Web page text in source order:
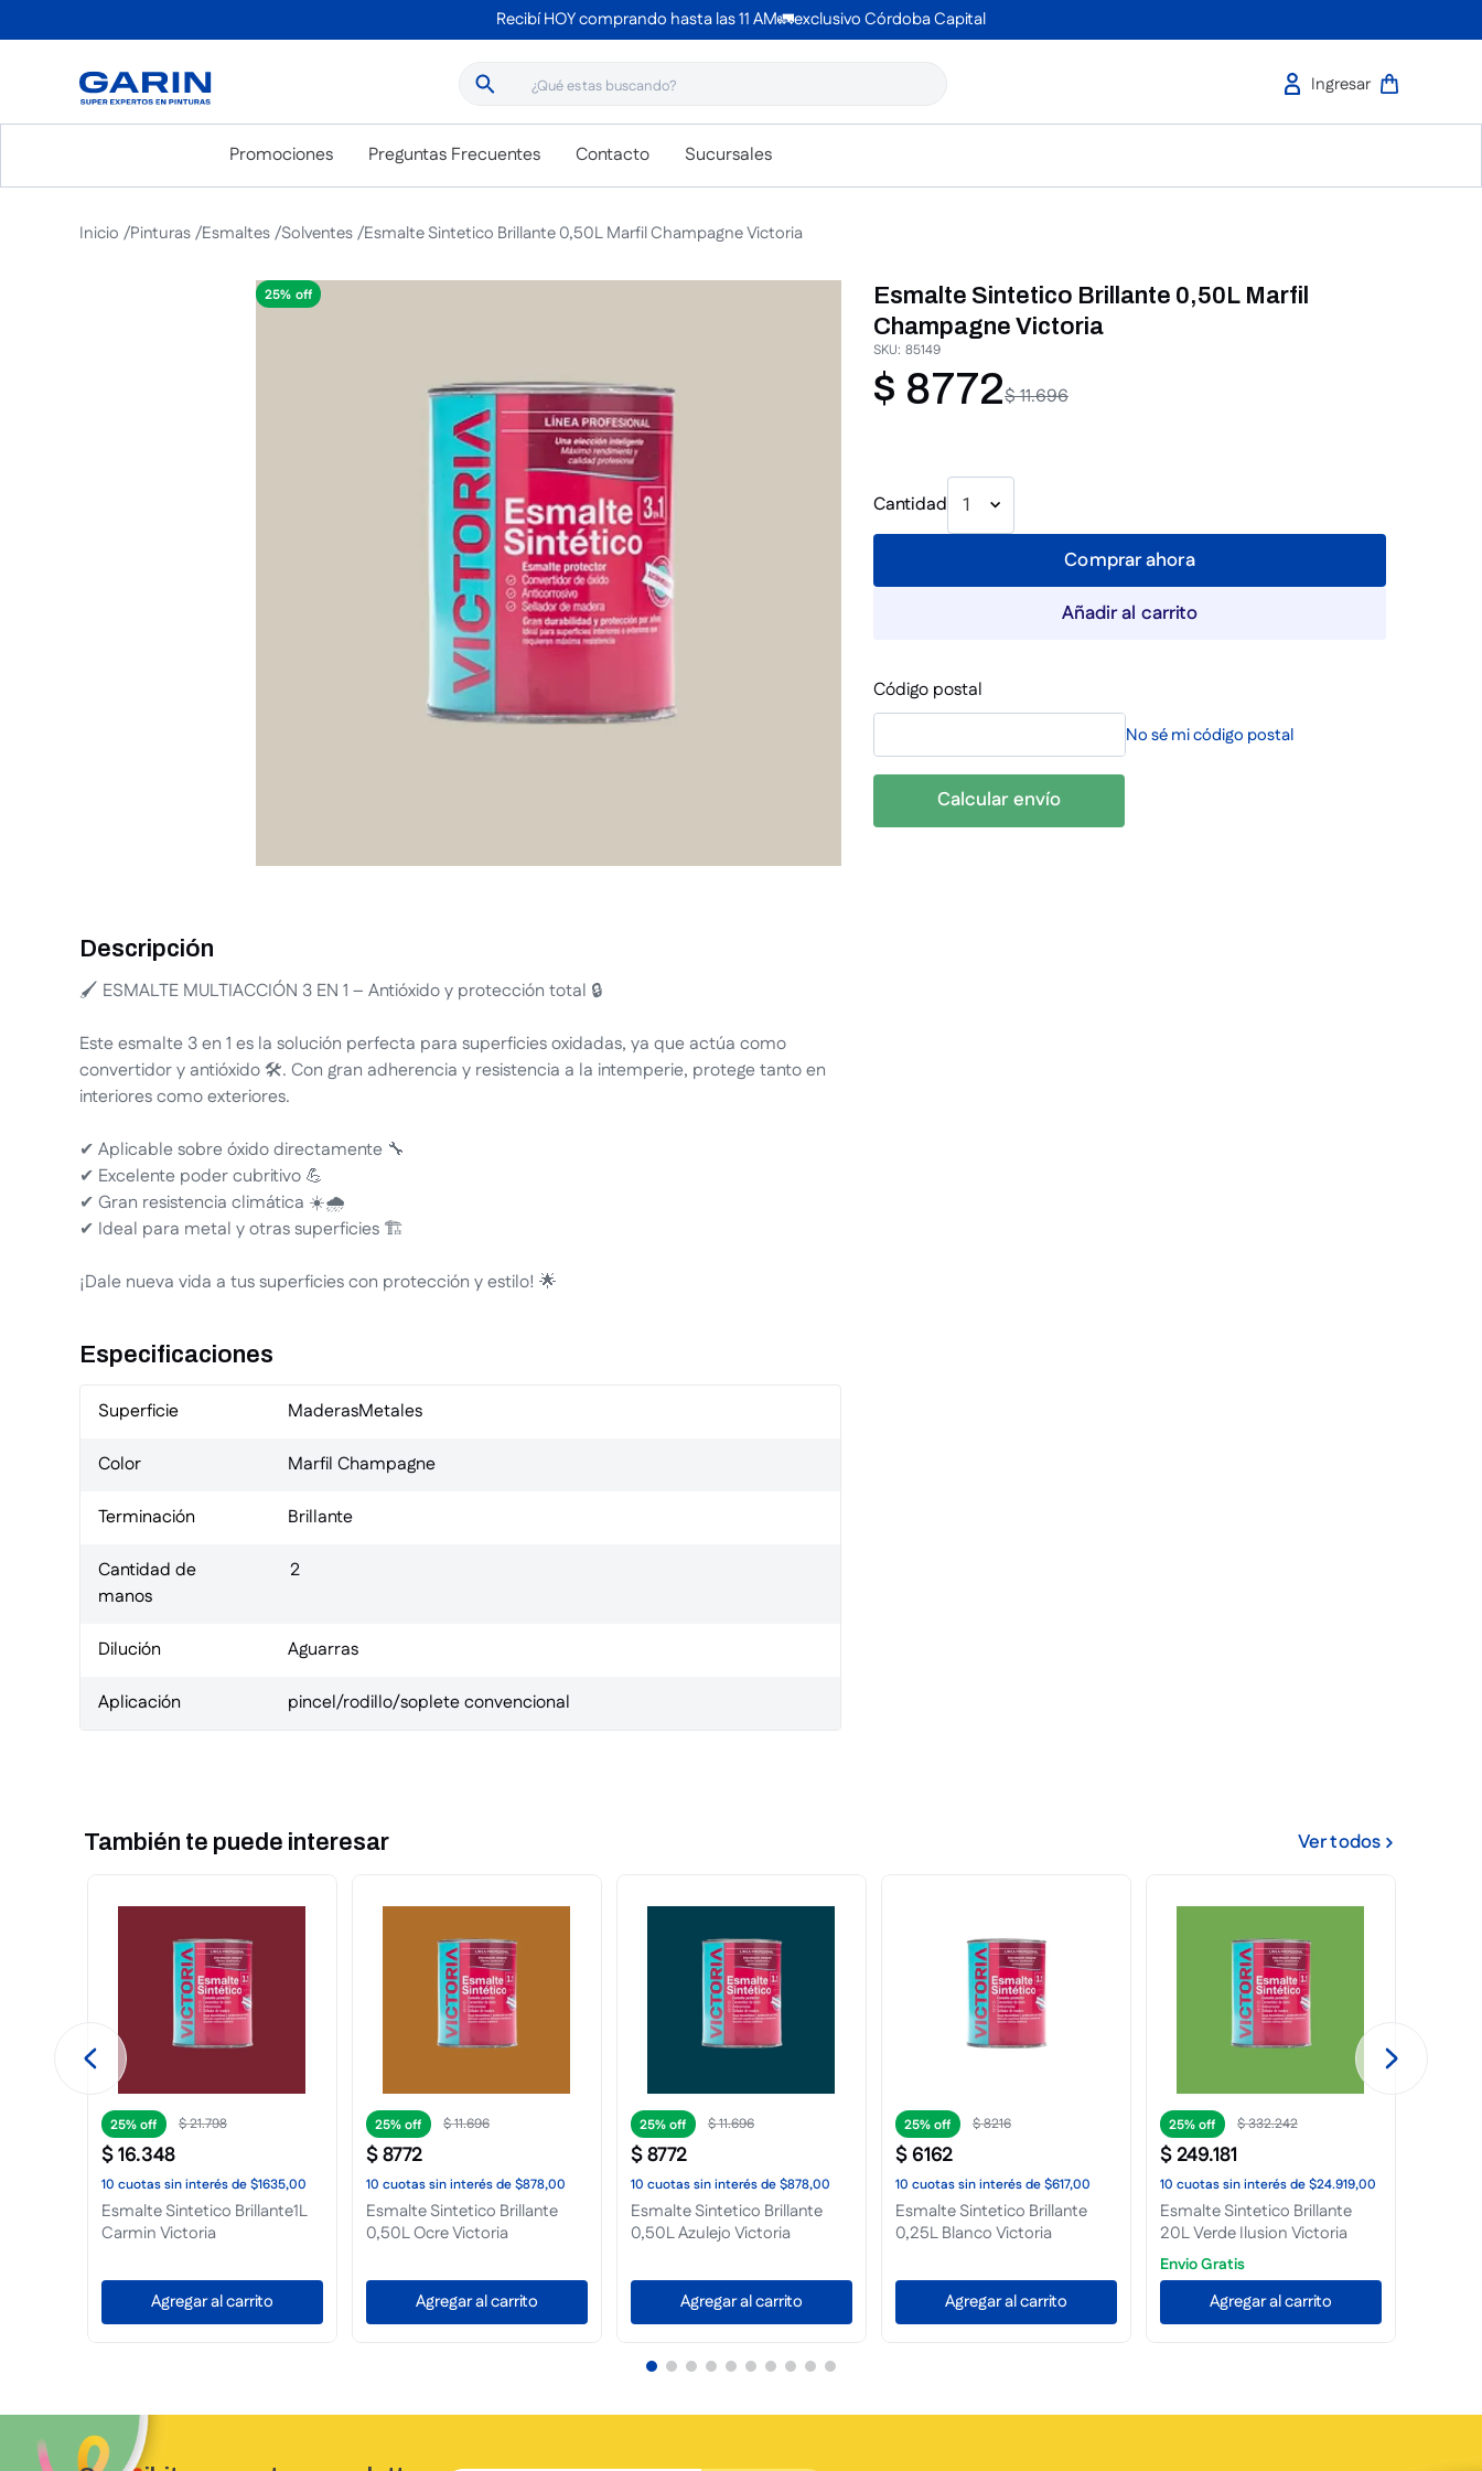
Recibí HOY comprando hasta las 11 AM🚛exclusivo Córdoba Capital
¿Qué estas buscando?
Promociones Preguntas Frecuentes Contacto Sucursales
Pinturas Esmaltes Solventes Esmalte Sintetico Brillante 0,50L Marfil Champagne Victoria
25%
Descripción
🖌️ ESMALTE MULTIACCIÓN 3 EN 1 – Antióxido y protección total 🔒
Este esmalte 3 en 1 es la solución perfecta para superficies oxidadas, ya que actúa como
convertidor y antióxido 🛠️. Con gran adherencia y resistencia a la intemperie, protege tanto en
interiores como exteriores.
✔ Aplicable sobre óxido directamente 🔧
✔ Excelente poder cubritivo 💪
✔ Gran resistencia climática ☀️🌧️
✔ Ideal para metal y otras superficies 🏗️
¡Dale nueva vida a tus superficies con protección y estilo! 🌟
Especificaciones
Superficie MaderasMetales
Color Marfil Champagne
Terminación Brillante
Cantidad de
manos
2
Dilución Aguarras
Aplicación pincel/rodillo/soplete convencional
Esmalte Sintetico Brillante 0,50L Marfil
Champagne Victoria
SKU: 85149
$11.696
$ 8772
Cantidad 1
Comprar ahora
Añadir al carrito
Código postal
No sé mi código postal
Calcular envío
También te puede interesar Ver todos
25% $67.902
$50.927
10 cuotassin interésde$5093,00
Esmalte Sintetico Brillante 4L
Castaño Victoria
Agregar al carrito
25% $72.900
$54.675
10 cuotassin interésde$5468,00
Esmalte Sintetico Brillante 4L
Verde Noche Victoria
Agregar al carrito
25% $72.900
$54.675
10 cuotassin interésde$5468,00
Esmalte Sintetico Brillante 4L
Marfil Seda Victoria
Agregar al carrito
25% $18.409
$13.807
10 cuotassin interésde$1381,00
Esmalte Sintetico Brillante 1L
Beige Victoria
Agregar al carrito
25% $19.596
$14.697
10 cuotassin interésde$1470,00
Esmalte Sintetico Brillante 1L
Verde Ingles Victoria
Agregar al carrito